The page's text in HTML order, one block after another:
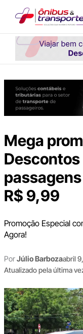
conteúdo
Mega
Descontos
R$ 9,99
Promoção Especial
Agora!
PorJúlio Barbozaabril
Atualizado pela última